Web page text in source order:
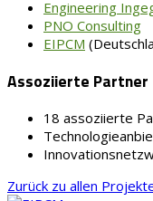
Engineering
PNO Consulting
EIPCM
Assoziierte Partner
18 assoziierte
Zurück zu allen